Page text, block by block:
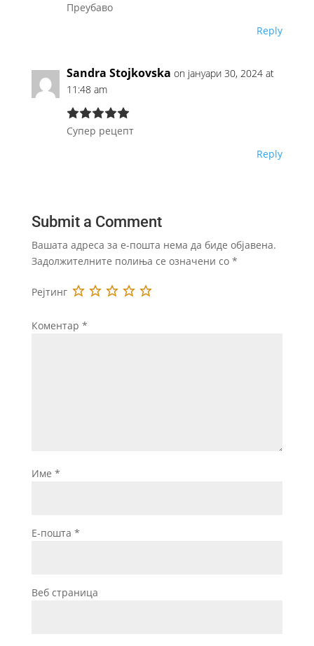
Преубаво
Reply
Sandra Stojkovska on јануари 30, 2024 at
11:48 am
Супер рецепт
Reply
Submit a Comment
Вашата адреса за е-пошта нема да биде објавена.
Задолжителните полиња се означени со *
Рејтинг
Коментар *
Име *
Е-пошта *
Веб страница